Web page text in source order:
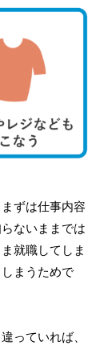
ずは仕事内容
ないままでは
就職してしま
まうためで
っていれば、